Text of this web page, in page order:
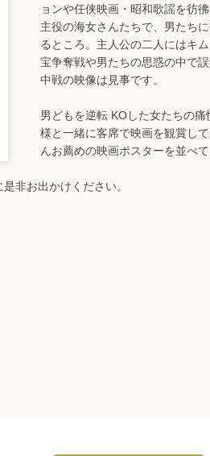
ョンや任侠映画・昭和歌謡を彷
主役の海女さんたちで、男たち
るところ。主人公の二人にはキ
宝争奪戦や男たちの思惑の中で
中戦の映像は見事です。
男どもを逆転 KOした女たちの
様と一緒に客席で映画を観賞し
んお薦めの映画ポスターを並べ
非お出かけください。